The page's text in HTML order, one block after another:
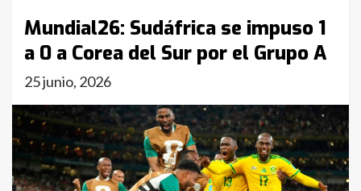
Mundial26: Sudáfrica se impuso 1
a 0 a Corea del Sur por el Grupo A
25 junio, 2026